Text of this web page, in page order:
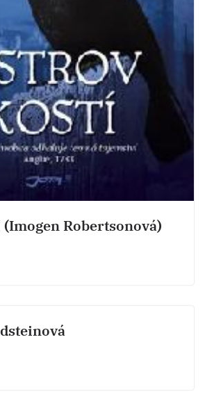
Robertsonová)